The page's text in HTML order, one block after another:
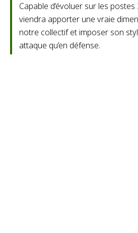
Capable d’évoluer sur les
viendra apporter une vraie
notre collectif et imposer son
attaque qu’en défense.